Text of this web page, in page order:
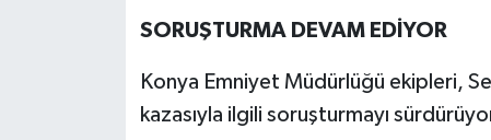
SORUŞTURMA DEVAM EDİYOR
Konya Emniyet Müdürlüğü ekipleri,
kazasıyla ilgili soruşturmayı